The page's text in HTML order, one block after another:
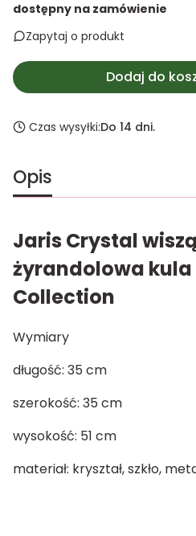
dostępny na zamówienie
Zapytaj o produkt
Dodaj do
Czas wysyłki:Do 14 dni.
Opis
Jaris Crystal
żyrandolowa kula
Collection
Wymiary
długość: 35 cm
szerokość: 35 cm
wysokość: 51 cm
materiał: kryształ, szkło,